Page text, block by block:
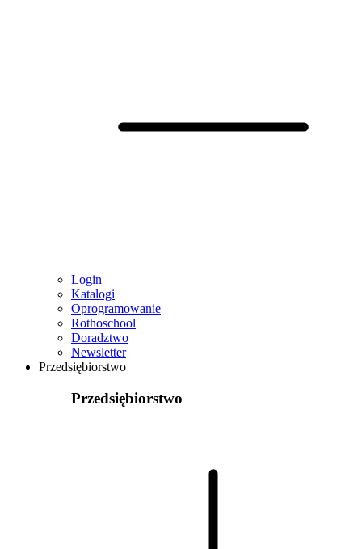
Login
Katalogi
Oprogramowanie
Rothoschool
Doradztwo
Newsletter
Przedsiębiorstwo
Przedsiębiorstwo